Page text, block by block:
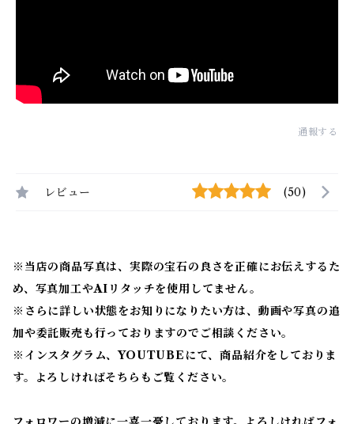
通報する
レビュー (50)
※当店の商品写真は、実際の宝石の良さを正確にお伝えするた
め、写真加工やAIリタッチを使用してません。
※ さらに詳しい状態をお知りになりたい方は、動画や写真の追
加や委託販売も行っておりますのでご相談ください。
※ インスタグラム、YOUTUBEにて、商品紹介をしておりま
す。よろしければそちらもご覧ください。